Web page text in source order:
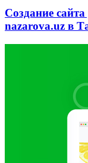
Создание
nazarova.uz в